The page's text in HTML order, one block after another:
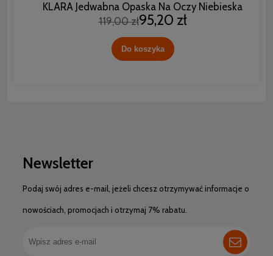
KLARA Jedwabna Opaska Na Oczy Niebieska
119,00 zł95,20 zł
Do koszyka
Newsletter
Podaj swój adres e-mail, jeżeli chcesz otrzymywać informacje o
nowościach, promocjach i otrzymaj 7% rabatu.